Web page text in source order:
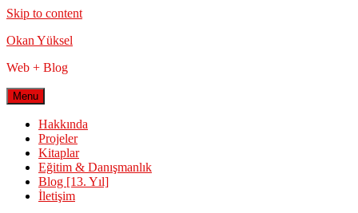
Skip to content
Okan Yüksel
Web + Blog
Menu
Hakkında
Projeler
Kitaplar
Eğitim & Danışmanlık
Blog [13. Yıl]
İletişim